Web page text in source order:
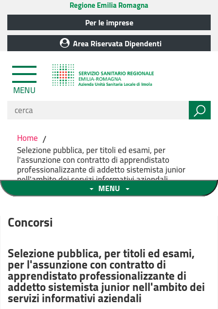
Regione Emilia Romagna
Per le imprese
Area Riservata Dipendenti
MENU
Home /
Selezione pubblica, per titoli ed esami, per
l'assunzione con contratto di apprendistato
professionalizzante di addetto sistemista junior
nell'ambito dei servizi informativi aziendali
MENU
Concorsi
Selezione pubblica, per titoli ed esami,
per l'assunzione con contratto di
apprendistato professionalizzante di
addetto sistemista junior nell'ambito dei
servizi informativi aziendali